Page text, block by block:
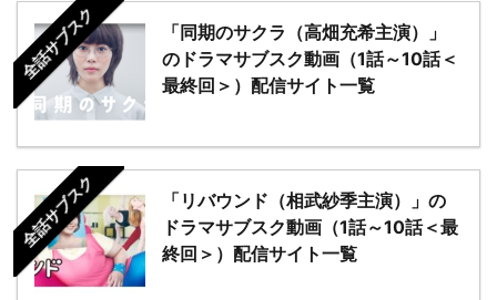
全話サブスク
「同期のサクラ（高畑充希主演）」
のドラマサブスク動画（1話～10話＜
最終回＞）配信サイト一覧
全話サブスク
「リバウンド（相武紗季主演）」の
ドラマサブスク動画（1話～10話＜最
終回＞）配信サイト一覧